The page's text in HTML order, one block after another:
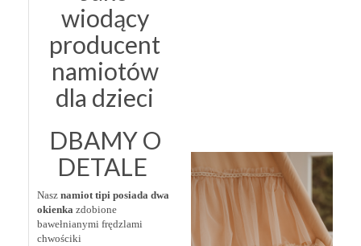
wiodący
producent
namiotów
dla dzieci
DBAMY O
DETALE
Nasz namiot tipi posiada dwa
okienka zdobione
bawełnianymi frędzlami
chwościki